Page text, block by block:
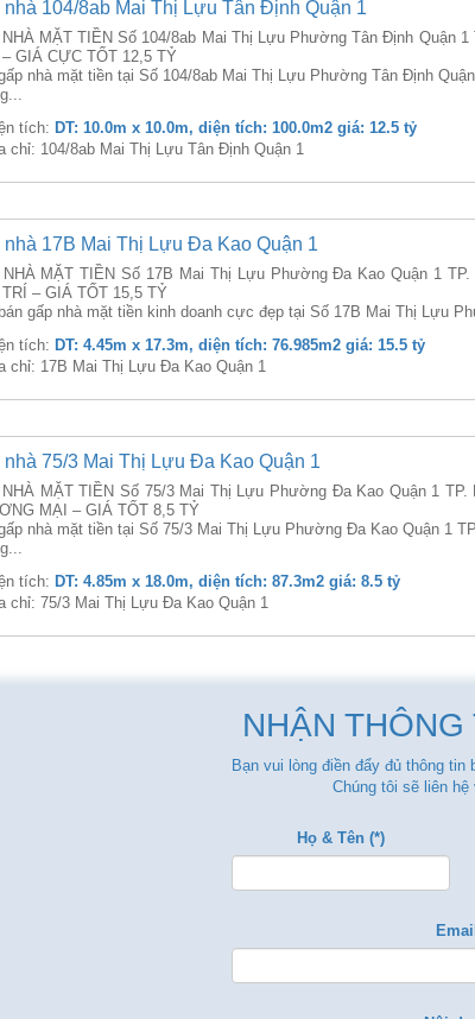
nhà 104/8ab Mai Thị Lựu Tân Định Quận 1
NHÀ MẶT TIỀN Số 104/8ab Mai Thị Lựu Phường Tân Định Quận 1
– GIÁ CỰC TỐT 12,5 TỶ
nhà mặt tiền tại Số 104/8ab Mai Thị Lựu Phường Tân Định
tích: DT: 10.0m x 10.0m, diện tích: 100.0m2 giá: 12.5 tỷ
chỉ: 104/8ab Mai Thị Lựu Tân Định Quận 1
nhà 17B Mai Thị Lựu Đa Kao Quận 1
NHÀ MẶT TIỀN Số 17B Mai Thị Lựu Phường Đa Kao Quận 1
– GIÁ TỐT 15,5 TỶ
gấp nhà mặt tiền kinh doanh cực đẹp tại Số 17B Mai Thị Lựu
tích: DT: 4.45m x 17.3m, diện tích: 76.985m2 giá: 15.5 tỷ
chỉ: 17B Mai Thị Lựu Đa Kao Quận 1
nhà 75/3 Mai Thị Lựu Đa Kao Quận 1
NHÀ MẶT TIỀN Số 75/3 Mai Thị Lựu Phường Đa Kao Quận 1 TP.
MẠI – GIÁ TỐT 8,5 TỶ
nhà mặt tiền tại Số 75/3 Mai Thị Lựu Phường Đa Kao Quận 1
tích: DT: 4.85m x 18.0m, diện tích: 87.3m2 giá: 8.5 tỷ
chỉ: 75/3 Mai Thị Lựu Đa Kao Quận 1
NHẬN
Bạn vui lòng điền đẩy đủ thông
Chúng tôi sẽ liên
Họ & Tên (*)